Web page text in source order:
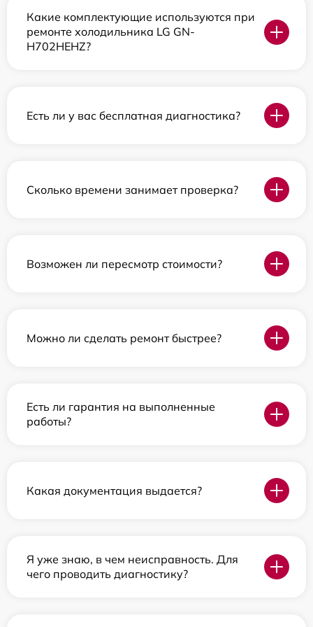
Какие комплектующие используются при
ремонте холодильника LG GN-
H702HEHZ?
Есть ли у вас бесплатная диагностика?
Сколько времени занимает проверка?
Возможен ли пересмотр стоимости?
Можно ли сделать ремонт быстрее?
Есть ли гарантия на выполненные
работы?
Какая документация выдается?
Я уже знаю, в чем неисправность. Для
чего проводить диагностику?